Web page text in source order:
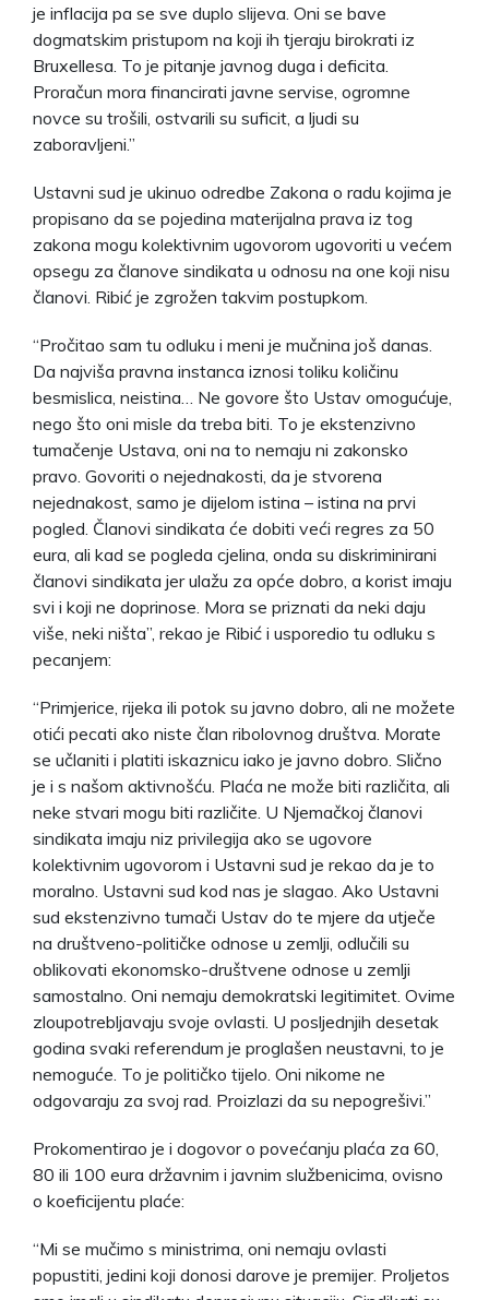
je inflacija pa se sve duplo slijeva. Oni se bave
dogmatskim pristupom na koji ih tjeraju birokrati iz
Bruxellesa. To je pitanje javnog duga i deficita.
Proračun mora financirati javne servise, ogromne
novce su trošili, ostvarili su suficit, a ljudi su
zaboravljeni.”
Ustavni sud je ukinuo odredbe Zakona o radu kojima je
propisano da se pojedina materijalna prava iz tog
zakona mogu kolektivnim ugovorom ugovoriti u većem
opsegu za članove sindikata u odnosu na one koji nisu
članovi. Ribić je zgrožen takvim postupkom.
“Pročitao sam tu odluku i meni je mučnina još danas.
Da najviša pravna instanca iznosi toliku količinu
besmislica, neistina… Ne govore što Ustav omogućuje,
nego što oni misle da treba biti. To je ekstenzivno
tumačenje Ustava, oni na to nemaju ni zakonsko
pravo. Govoriti o nejednakosti, da je stvorena
nejednakost, samo je dijelom istina – istina na prvi
pogled. Članovi sindikata će dobiti veći regres za 50
eura, ali kad se pogleda cjelina, onda su diskriminirani
članovi sindikata jer ulažu za opće dobro, a korist imaju
svi i koji ne doprinose. Mora se priznati da neki daju
više, neki ništa”, rekao je Ribić i usporedio tu odluku s
pecanjem:
“Primjerice, rijeka ili potok su javno dobro, ali ne možete
otići pecati ako niste član ribolovnog društva. Morate
se učlaniti i platiti iskaznicu iako je javno dobro. Slično
je i s našom aktivnošću. Plaća ne može biti različita, ali
neke stvari mogu biti različite. U Njemačkoj članovi
sindikata imaju niz privilegija ako se ugovore
kolektivnim ugovorom i Ustavni sud je rekao da je to
moralno. Ustavni sud kod nas je slagao. Ako Ustavni
sud ekstenzivno tumači Ustav do te mjere da utječe
na društveno-političke odnose u zemlji, odlučili su
oblikovati ekonomsko-društvene odnose u zemlji
samostalno. Oni nemaju demokratski legitimitet. Ovime
zloupotrebljavaju svoje ovlasti. U posljednjih desetak
godina svaki referendum je proglašen neustavni, to je
nemoguće. To je političko tijelo. Oni nikome ne
odgovaraju za svoj rad. Proizlazi da su nepogrešivi.”
Prokomentirao je i dogovor o povećanju plaća za 60,
80 ili 100 eura državnim i javnim službenicima, ovisno
o koeficijentu plaće:
“Mi se mučimo s ministrima, oni nemaju ovlasti
popustiti, jedini koji donosi darove je premijer. Proljetos